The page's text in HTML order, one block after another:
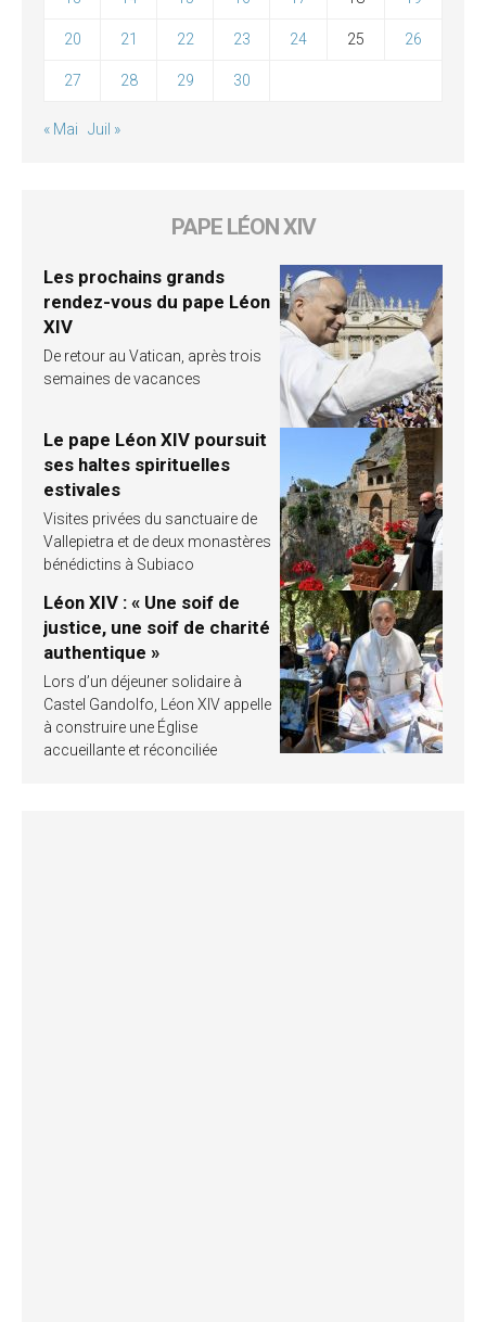
20 21 22 23 24 25 26
27 28 29 30
« Mai Juil »
PAPE LÉON XIV
Les prochains grands
rendez-vous du pape Léon
XIV
De retour au Vatican, après trois
semaines de vacances
Le pape Léon XIV poursuit
ses haltes spirituelles
estivales
Visites privées du sanctuaire de
Vallepietra et de deux monastères
bénédictins à Subiaco
Léon XIV : « Une soif de
justice, une soif de charité
authentique »
Lors d’un déjeuner solidaire à
Castel Gandolfo, Léon XIV appelle
à construire une Église
accueillante et réconciliée